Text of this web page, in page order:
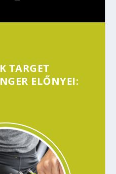
TARGET
ELŐNYEI: